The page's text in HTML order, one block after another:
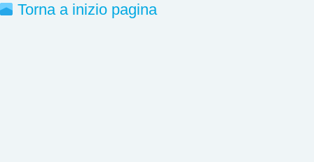
Torna a inizio pagina